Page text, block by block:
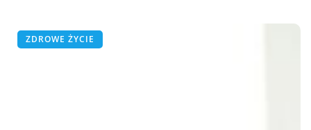
ZDROWE ŻYCIE